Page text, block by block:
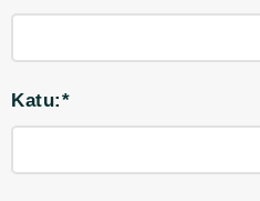
Katu:*